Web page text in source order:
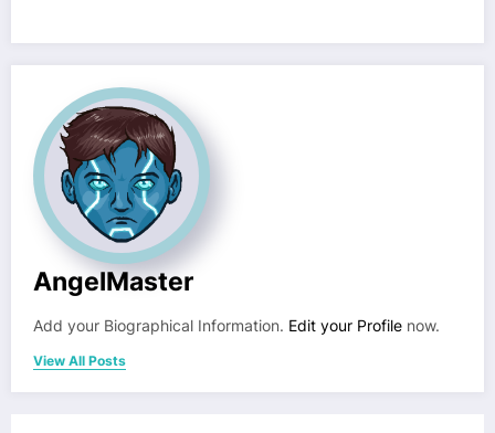
AngelMaster
Add your Biographical Information. Edit your Profile now.
View All Posts